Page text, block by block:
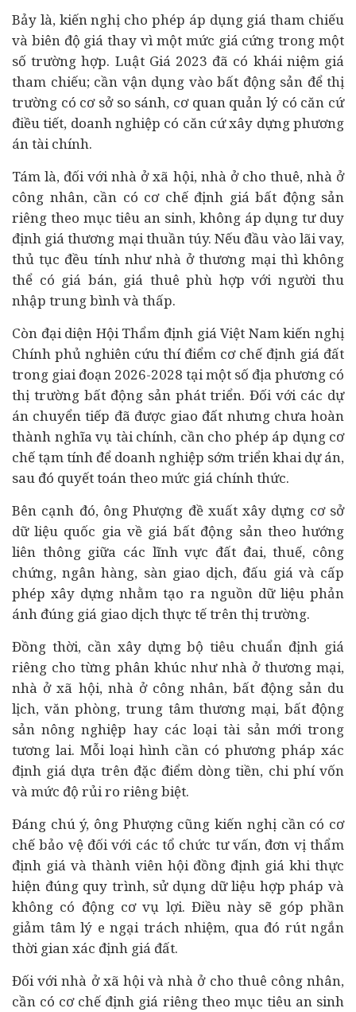
Bảy là, kiến nghị cho phép áp dụng giá tham chiếu
và biên độ giá thay vì một mức giá cứng trong một
số trường hợp. Luật Giá 2023 đã có khái niệm giá
tham chiếu; cần vận dụng vào bất động sản để thị
trường có cơ sở so sánh, cơ quan quản lý có căn cứ
điều tiết, doanh nghiệp có căn cứ xây dựng phương
án tài chính.
Tám là, đối với nhà ở xã hội, nhà ở cho thuê, nhà ở
công nhân, cần có cơ chế định giá bất động sản
riêng theo mục tiêu an sinh, không áp dụng tư duy
định giá thương mại thuần túy. Nếu đầu vào lãi vay,
thủ tục đều tính như nhà ở thương mại thì không
thể có giá bán, giá thuê phù hợp với người thu
nhập trung bình và thấp.
Còn đại diện Hội Thẩm định giá Việt Nam kiến nghị
Chính phủ nghiên cứu thí điểm cơ chế định giá đất
trong giai đoạn 2026-2028 tại một số địa phương có
thị trường bất động sản phát triển. Đối với các dự
án chuyển tiếp đã được giao đất nhưng chưa hoàn
thành nghĩa vụ tài chính, cần cho phép áp dụng cơ
chế tạm tính để doanh nghiệp sớm triển khai dự án,
sau đó quyết toán theo mức giá chính thức.
Bên cạnh đó, ông Phượng đề xuất xây dựng cơ sở
dữ liệu quốc gia về giá bất động sản theo hướng
liên thông giữa các lĩnh vực đất đai, thuế, công
chứng, ngân hàng, sàn giao dịch, đấu giá và cấp
phép xây dựng nhằm tạo ra nguồn dữ liệu phản
ánh đúng giá giao dịch thực tế trên thị trường.
Đồng thời, cần xây dựng bộ tiêu chuẩn định giá
riêng cho từng phân khúc như nhà ở thương mại,
nhà ở xã hội, nhà ở công nhân, bất động sản du
lịch, văn phòng, trung tâm thương mại, bất động
sản nông nghiệp hay các loại tài sản mới trong
tương lai. Mỗi loại hình cần có phương pháp xác
định giá dựa trên đặc điểm dòng tiền, chi phí vốn
và mức độ rủi ro riêng biệt.
Đáng chú ý, ông Phượng cũng kiến nghị cần có cơ
chế bảo vệ đối với các tổ chức tư vấn, đơn vị thẩm
định giá và thành viên hội đồng định giá khi thực
hiện đúng quy trình, sử dụng dữ liệu hợp pháp và
không có động cơ vụ lợi. Điều này sẽ góp phần
giảm tâm lý e ngại trách nhiệm, qua đó rút ngắn
thời gian xác định giá đất.
Đối với nhà ởxã hộivà nhà ở cho thuê công nhân,
cần có cơ chế định giá riêng theo mục tiêu an sinh